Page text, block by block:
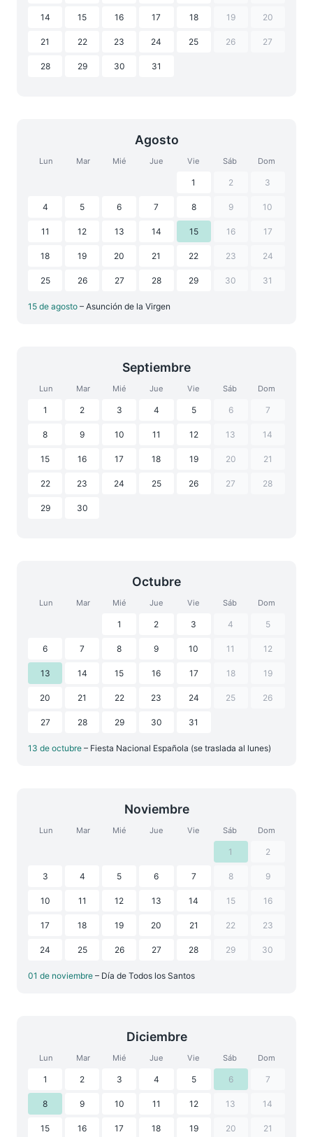
14 15 16 17 18 19 20
21 22 23 24 25 26 27
28 29 30 31
Agosto
Lun Mar Mié Jue Vie Sáb Dom
1 2 3
4 5 6 7 8 9 10
11 12 13 14 15 16 17
18 19 20 21 22 23 24
25 26 27 28 29 30 31
15 de agosto – Asunción de la Virgen
Septiembre
Lun Mar Mié Jue Vie Sáb Dom
1 2 3 4 5 6 7
8 9 10 11 12 13 14
15 16 17 18 19 20 21
22 23 24 25 26 27 28
29 30
Octubre
Lun Mar Mié Jue Vie Sáb Dom
1 2 3 4 5
6 7 8 9 10 11 12
13 14 15 16 17 18 19
20 21 22 23 24 25 26
27 28 29 30 31
13 de octubre – Fiesta Nacional Española (se traslada al lunes)
Noviembre
Lun Mar Mié Jue Vie Sáb Dom
1 2
3 4 5 6 7 8 9
10 11 12 13 14 15 16
17 18 19 20 21 22 23
24 25 26 27 28 29 30
01 de noviembre – Día de Todos los Santos
Diciembre
Lun Mar Mié Jue Vie Sáb Dom
1 2 3 4 5 6 7
8 9 10 11 12 13 14
15 16 17 18 19 20 21